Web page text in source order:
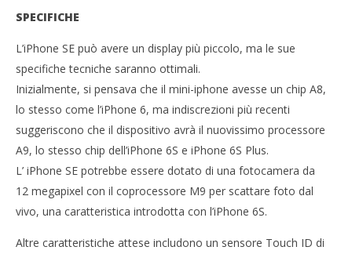
SPECIFICHE
L’iPhone SE può avere un display più piccolo, ma le sue
specifiche tecniche saranno ottimali.
Inizialmente, si pensava che il mini-iphone avesse un chip A8,
lo stesso come l’iPhone 6, ma indiscrezioni più recenti
suggeriscono che il dispositivo avrà il nuovissimo processore
A9, lo stesso chip dell’iPhone 6S e iPhone 6S Plus.
L’ iPhone SE potrebbe essere dotato di una fotocamera da
12 megapixel con il coprocessore M9 per scattare foto dal
vivo, una caratteristica introdotta con l’iPhone 6S.
Altre caratteristiche attese includono un sensore Touch ID di